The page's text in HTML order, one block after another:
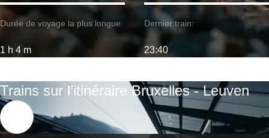
Durée de voyage la plus longue:
1 h 4 m
Dernier train:
23:40
Trains sur l’itinéraire Bruxelles - Leuven